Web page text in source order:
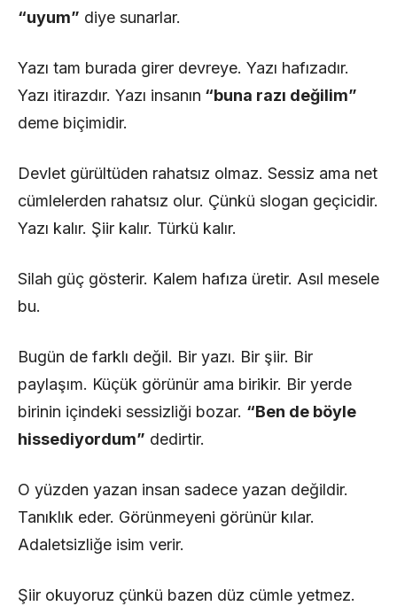
“uyum” diye sunarlar.
Yazı tam burada girer devreye. Yazı hafızadır.
Yazı itirazdır. Yazı insanın “buna razı değilim”
deme biçimidir.
Devlet gürültüden rahatsız olmaz. Sessiz ama net
cümlelerden rahatsız olur. Çünkü slogan geçicidir.
Yazı kalır. Şiir kalır. Türkü kalır.
Silah güç gösterir. Kalem hafıza üretir. Asıl mesele
bu.
Bugün de farklı değil. Bir yazı. Bir şiir. Bir
paylaşım. Küçük görünür ama birikir. Bir yerde
birinin içindeki sessizliği bozar. “Ben de böyle
hissediyordum” dedirtir.
O yüzden yazan insan sadece yazan değildir.
Tanıklık eder. Görünmeyeni görünür kılar.
Adaletsizliğe isim verir.
Şiir okuyoruz çünkü bazen düz cümle yetmez.